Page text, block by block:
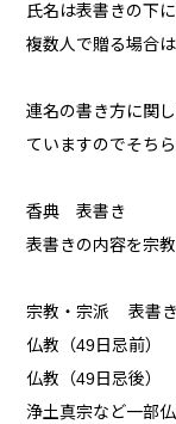
氏名は表書きの下に
複数人で贈る場合
連名の書き方に関
ていますのでそち
香典 表書き
表書きの内容を宗
宗教・宗派 表書き
仏教（49日忌前）
仏教（49日忌後）
浄土真宗など一部